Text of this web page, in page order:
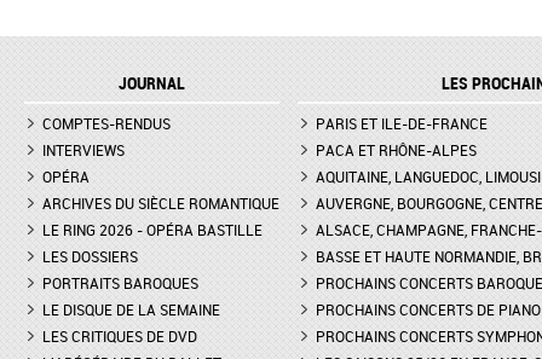
JOURNAL
COMPTES-RENDUS
INTERVIEWS
OPÉRA
ARCHIVES DU SIÈCLE ROMANTIQUE
LE RING 2026 - OPÉRA BASTILLE
LES DOSSIERS
PORTRAITS BAROQUES
LE DISQUE DE LA SEMAINE
LES CRITIQUES DE DVD
LES
PARIS ET ILE-DE-FRANCE
PACA ET RHÔNE-ALPES
AQUITAINE, LANGUEDOC,
AUVERGNE, BOURGOGNE, CENTRE
ALSACE, CHAMPAGNE,
BASSE ET HAUTE NORMANDIE,
PROCHAINS CONCERTS
PROCHAINS CONCERTS DE PIANO
PROCHAINS CONCERTS